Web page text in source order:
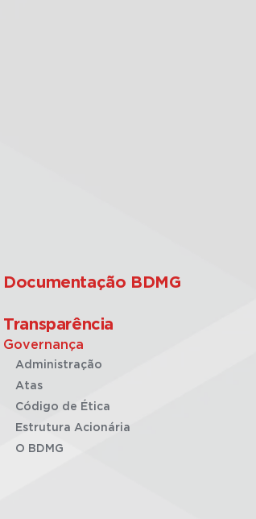
Documentação BDMG
Transparência
Governança
Administração
Atas
Código de Ética
Estrutura Acionária
O BDMG